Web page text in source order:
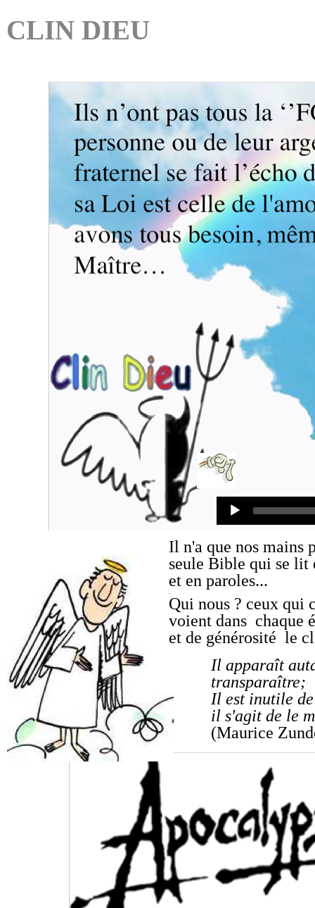
CLIN DIEU
Audio
Player
Il apparaît
transparaître;
Il est inutile
il s'agit de le
(Maurice
Il n'a que nos mains
seule Bible qui se lit
et en paroles...
Qui nous ? ceux qui
voient dans chaque
et de générosité le